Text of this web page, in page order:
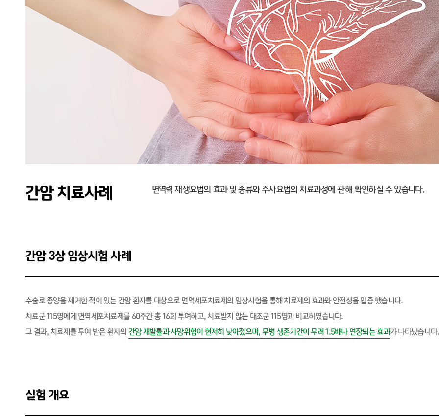
간암 치료사례 면역력 재생요법의 효과 및 종류와 주사요법의 치료과정에 관해 확인하실 수 있습니다.
간암 3상 임상시험 사례
수술로 종양을 제거한 적이 있는 간암 환자를 대상으로 면역세포치료제의 임상시험을 통해 치료제의 효과와 안전성을 입증 했습니다.
치료군 115명에게 면역세포치료제를 60주간 총 16회 투여하고, 치료받지 않는 대조군 115명과 비교하였습니다.
그 결과, 치료제를 투여 받은 환자의 간암 재발률과 사망위험이 현저히 낮아졌으며, 무병 생존기간이 무려 1.5배나 연장되는 효과가 나타났습니다.
실험 개요